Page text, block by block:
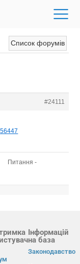
Список форумів
#24111
Питання -
Інформацій
на база
Законодавство